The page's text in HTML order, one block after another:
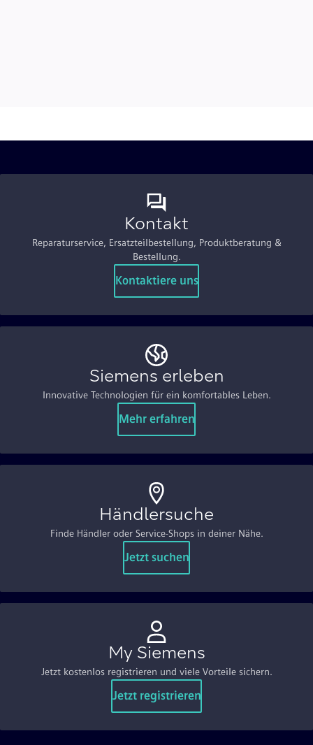
Kontakt
Reparaturservice, Ersatzteilbestellung, Produktberatung &
Bestellung.
Kontaktiere uns
Siemens erleben
Innovative Technologien für ein komfortables Leben.
Mehr erfahren
Händlersuche
Finde Händler oder Service-Shops in deiner Nähe.
Jetzt suchen
My Siemens
Jetzt kostenlos registrieren und viele Vorteile sichern.
Jetzt registrieren